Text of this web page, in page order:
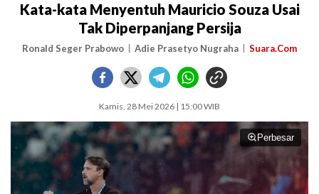
Kata-kata Menyentuh Mauricio Souza Usai
Tak Diperpanjang Persija
Ronald Seger Prabowo Adie Prasetyo Nugraha Suara.Com
Kamis, 28 Mei 2026 | 15:00 WIB
Perbesar